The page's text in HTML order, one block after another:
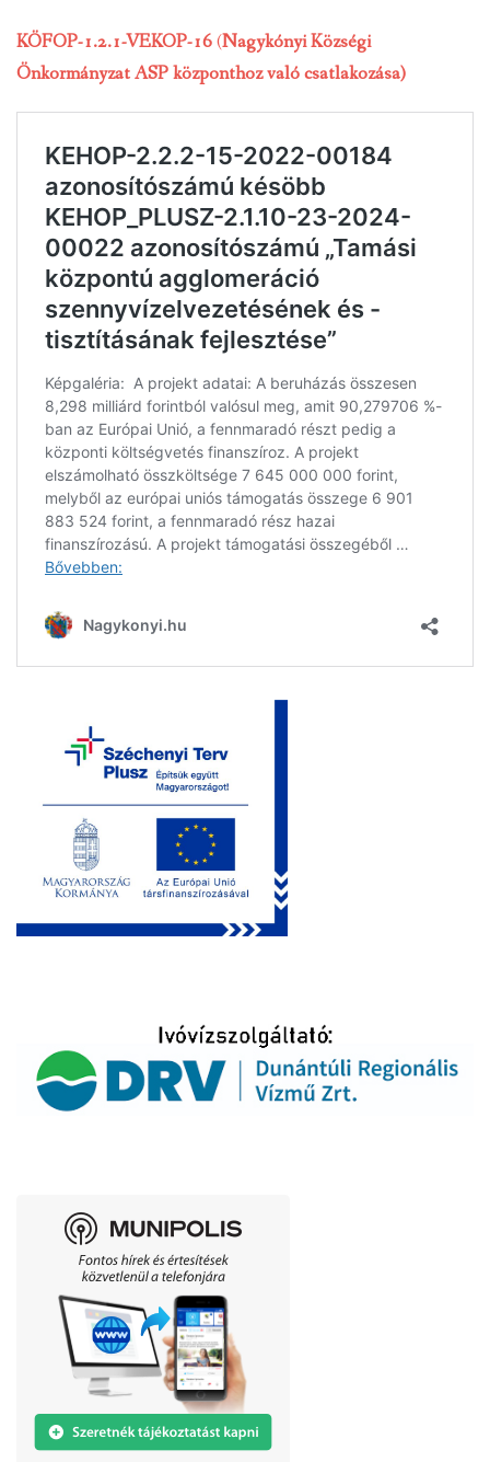
INTÉZMÉNYEK
GALÉRIA
KAPCSOLAT
LETÖLTHETŐ NYOMTATVÁNYOK
VÁLASZTÁS 2026
TELEPÜLÉSIKÉPVISELŐI VAGYONNYILATKOZATOK – 2026.
ÉV
ROMA NEMZETISÉGI ÖNKORMÁNYZATI KÉPVISELŐK
VAGYONNYILATKOZATA – 2026. ÉV
KÖFOP-1.2.1-VEKOP-16(Nagykónyi Községi
Önkormányzat ASP központhoz való csatlakozása)